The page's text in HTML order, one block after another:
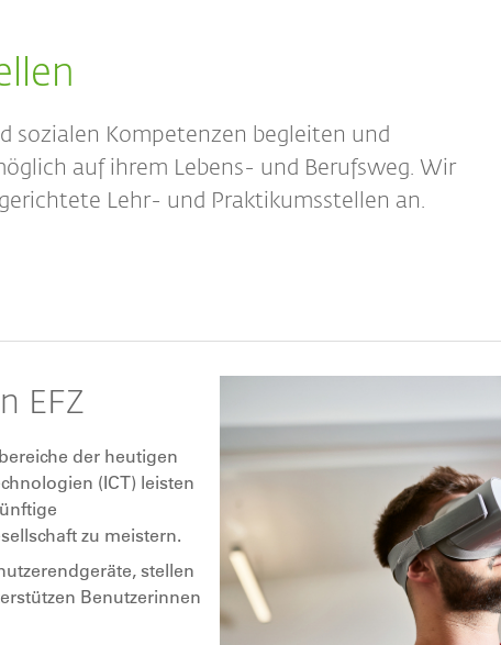
sozialen Kompetenzen begleiten und
auf ihrem Lebens- und Berufsweg. Wir
Lehr- und Praktikumsstellen an.
EFZ
der heutigen
(ICT) leisten
zu meistern.
stellen
Benutzerinnen